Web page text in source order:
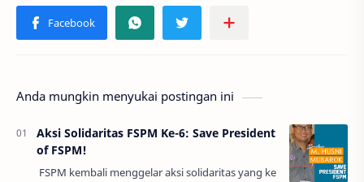
Anda mungkin menyukai postingan ini
Aksi Solidaritas FSPM Ke-6: Save President
of FSPM!
FSPM kembali menggelar aksi solidaritas yang ke